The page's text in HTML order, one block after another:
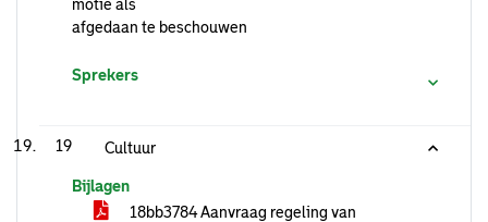
motie als
afgedaan te beschouwen
Sprekers
19 Cultuur
Bijlagen
18bb3784 Aanvraag regeling van